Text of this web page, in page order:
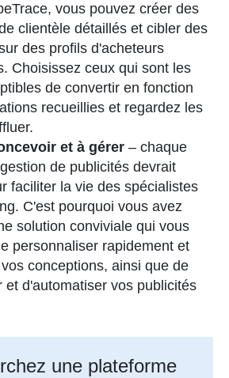
vous pouvez créer des
clientèle détaillés et cibler des
des profils d'acheteurs
Choisissez ceux qui sont les
de convertir en fonction
recueillies et regardez les
et à gérer – chaque
de publicités devrait
faciliter la vie des spécialistes
C'est pourquoi vous avez
solution conviviale qui vous
personnaliser rapidement et
conceptions, ainsi que de
et d'automatiser vos publicités
une plateforme